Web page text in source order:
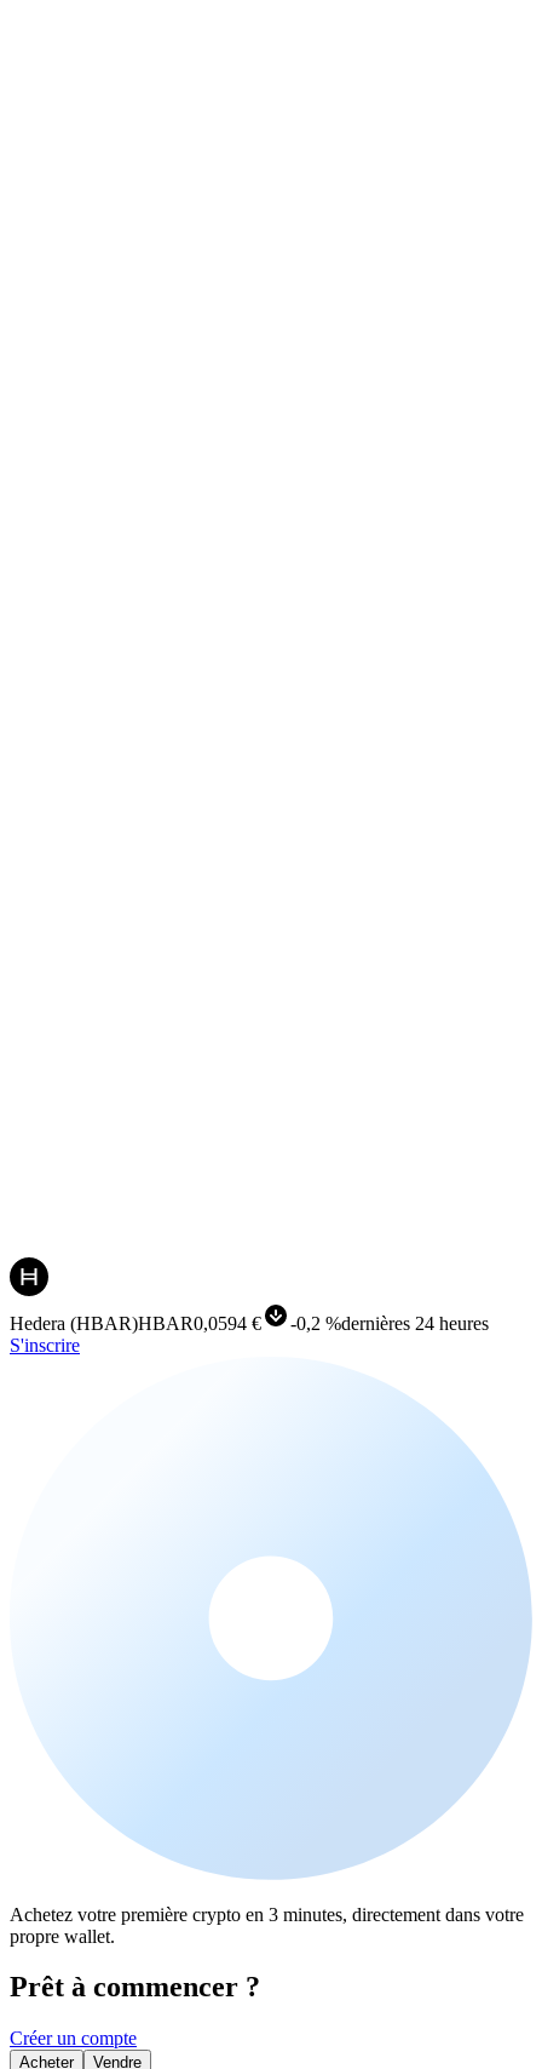
Hedera (HBAR)HBAR0,0594 € -0,2 %dernières 24 heures
S'inscrire
Achetez votre première crypto en 3 minutes, directement dans votre
propre wallet.
Prêt à commencer ?
Créer un compte
Acheter Vendre